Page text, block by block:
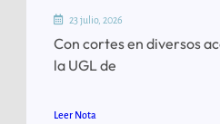
23 julio, 2026
Con cortes en diversos
la UGL de
Leer Nota